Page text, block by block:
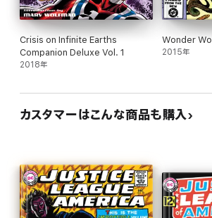
Crisis on Infinite Earths
Companion Deluxe Vol. 1
2018年
Wonder
2015年
カスタマーはこんな商品も購入